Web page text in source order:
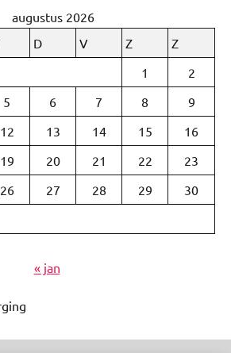
augustus 2026
D V Z
Z
1
2
5 6 7 8
9
12 13 14 15
16
19 20 21 22
23
26 27 28 29
30
« jan